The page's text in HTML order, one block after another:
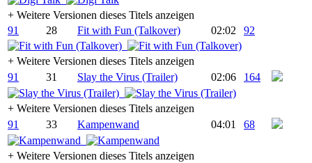
+ Weitere Versionen dieses Titels anzeigen
91
28 Fit with Fun (Talkover) 02:02 92
+ Weitere Versionen dieses Titels anzeigen
91
31 Slay the Virus (Trailer) 02:06 164
+ Weitere Versionen dieses Titels anzeigen
91
33 Kampenwand 04:01 68
+ Weitere Versionen dieses Titels anzeigen